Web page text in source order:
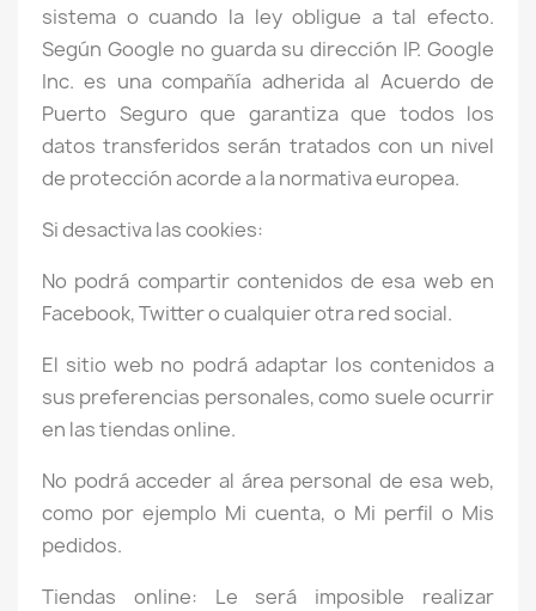
sistema o cuando la ley obligue a tal efecto.
Según Google no guarda su dirección IP. Google
Inc. es una compañía adherida al Acuerdo de
Puerto Seguro que garantiza que todos los
datos transferidos serán tratados con un nivel
de protección acorde a la normativa europea.
Si desactiva las cookies:
No podrá compartir contenidos de esa web en
Facebook, Twitter o cualquier otra red social.
El sitio web no podrá adaptar los contenidos a
sus preferencias personales, como suele ocurrir
en las tiendas online.
No podrá acceder al área personal de esa web,
como por ejemplo Mi cuenta, o Mi perfil o Mis
pedidos.
Tiendas online: Le será imposible realizar